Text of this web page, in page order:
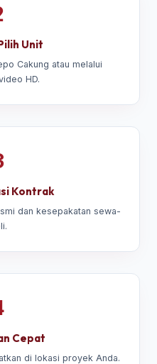
Unit
Cakung atau melalui
HD.
Kontrak
dan kesepakatan sewa-
Cepat
di lokasi proyek Anda.